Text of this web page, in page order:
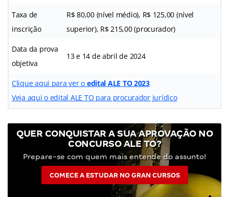
Taxa de
inscrição
R$ 80,00 (nível médio), R$ 125,00 (nível
superior), R$ 215,00 (procurador)
Data da prova
objetiva
13 e 14 de abril de 2024
Clique aqui para ver o edital ALE TO 2023
Veja aqui o edital ALE TO para procurador jurídico
QUER CONQUISTAR A SUA APROVAÇÃO NO
CONCURSO ALE TO?
Prepare-se com quem mais entende do assunto!
COMECE A ESTUDAR NO GRAN CURSOS